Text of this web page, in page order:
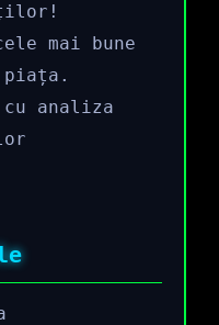
mai bune
analiza